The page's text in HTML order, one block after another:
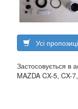
Усі
Застосовується в
MAZDA CX-5, CX-